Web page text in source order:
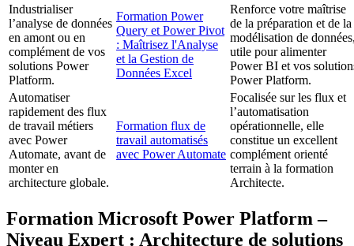
Industrialiser
l’analyse de données
en amont ou en
complément de vos
solutions Power
Platform.
Formation Power
Query et Power Pivot
: Maîtrisez l'Analyse
et la Gestion de
Données Excel
Renforce votre maîtrise
de la préparation et de la
modélisation de
utile pour alimenter
Power BI et vos
Power Platform.
Automatiser
rapidement des flux
de travail métiers
avec Power
Automate, avant de
monter en
architecture globale.
Formation flux de
travail automatisés
avec Power Automate
Focalisée sur les flux et
l’automatisation
opérationnelle, elle
constitue un excellent
complément orienté
terrain à la formation
Architecte.
Formation Microsoft Power Platform –
Niveau Expert : Architecture de solutions